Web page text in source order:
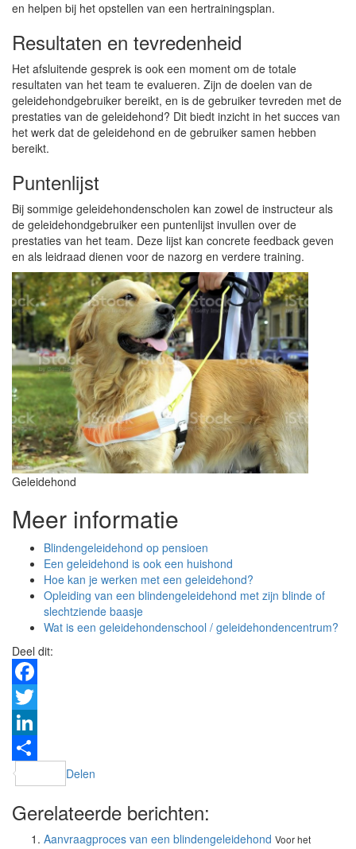
en helpen bij het opstellen van een hertrainingsplan.
Resultaten en tevredenheid
Het afsluitende gesprek is ook een moment om de totale
resultaten van het team te evalueren. Zijn de doelen van de
geleidehondgebruiker bereikt, en is de gebruiker tevreden met de
prestaties van de geleidehond? Dit biedt inzicht in het succes van
het werk dat de geleidehond en de gebruiker samen hebben
bereikt.
Puntenlijst
Bij sommige geleidehondenscholen kan zowel de instructeur als
de geleidehondgebruiker een puntenlijst invullen over de
prestaties van het team. Deze lijst kan concrete feedback geven
en als leidraad dienen voor de nazorg en verdere training.
Geleidehond
Meer informatie
Blindengeleidehond op pensioen
Een geleidehond is ook een huishond
Hoe kan je werken met een geleidehond?
Opleiding van een blindengeleidehond met zijn blinde of
slechtziende baasje
Wat is een geleidehondenschool / geleidehondencentrum?
Deel dit:
Facebook
Twitter
LinkedIn
Delen
Gerelateerde berichten:
Aanvraagproces van een blindengeleidehond Voor het